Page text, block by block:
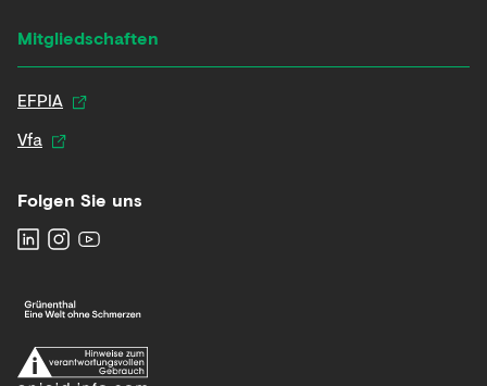
Mitgliedschaften
EFPIA
Vfa
Folgen Sie uns